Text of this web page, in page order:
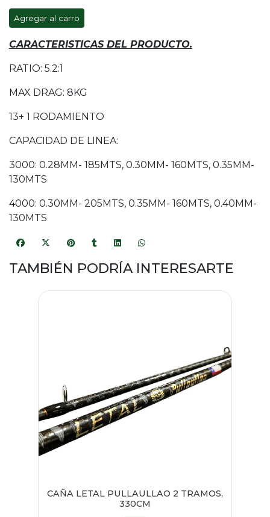
Agregar al carro
CARACTERISTICAS DEL PRODUCTO.
RATIO: 5.2:1
MAX DRAG: 8KG
13+ 1 RODAMIENTO
CAPACIDAD DE LINEA:
3000: 0.28MM- 185MTS, 0.30MM- 160MTS, 0.35MM-
130MTS
4000: 0.30MM- 205MTS, 0.35MM- 160MTS, 0.40MM-
130MTS
TAMBIÉN PODRÍA INTERESARTE
CAÑA LETAL PULLAULLAO 2 TRAMOS,
330CM